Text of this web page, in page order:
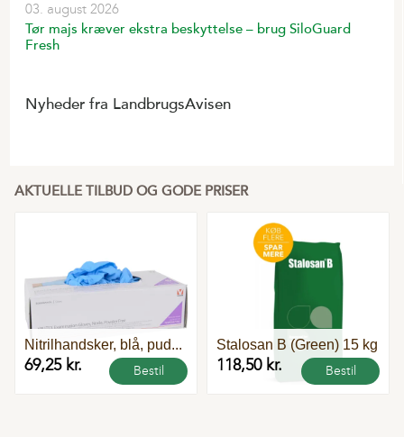
03. august 2026
Tør majs kræver ekstra beskyttelse – brug SiloGuard
Fresh
Nyheder fra LandbrugsAvisen
AKTUELLE TILBUD OG GODE PRISER
Bestil
Nitrilhandsker, blå, pud...
varianter
69,25 kr. Bestil
Stalosan B (Green) 15 kg
118,50 kr.